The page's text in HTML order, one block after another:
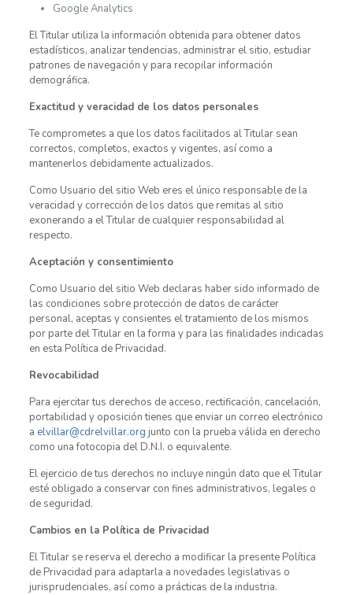
Google Analytics
El Titular utiliza la información obtenida para obtener datos
estadísticos, analizar tendencias, administrar el sitio, estudiar
patrones de navegación y para recopilar información
demográfica.
Exactitud y veracidad de los datos personales
Te comprometes a que los datos facilitados al Titular sean
correctos, completos, exactos y vigentes, así como a
mantenerlos debidamente actualizados.
Como Usuario del sitio Web eres el único responsable de la
veracidad y corrección de los datos que remitas al sitio
exonerando a el Titular de cualquier responsabilidad al
respecto.
Aceptación y consentimiento
Como Usuario del sitio Web declaras haber sido informado de
las condiciones sobre protección de datos de carácter
personal, aceptas y consientes el tratamiento de los mismos
por parte del Titular en la forma y para las finalidades indicadas
en esta Política de Privacidad.
Revocabilidad
Para ejercitar tus derechos de acceso, rectificación, cancelación,
portabilidad y oposición tienes que enviar un correo electrónico
a elvillar@cdrelvillar.org junto con la prueba válida en derecho
como una fotocopia del D.N.I. o equivalente.
El ejercicio de tus derechos no incluye ningún dato que el Titular
esté obligado a conservar con fines administrativos, legales o
de seguridad.
Cambios en la Política de Privacidad
El Titular se reserva el derecho a modificar la presente Política
de Privacidad para adaptarla a novedades legislativas o
jurisprudenciales, así como a prácticas de la industria.